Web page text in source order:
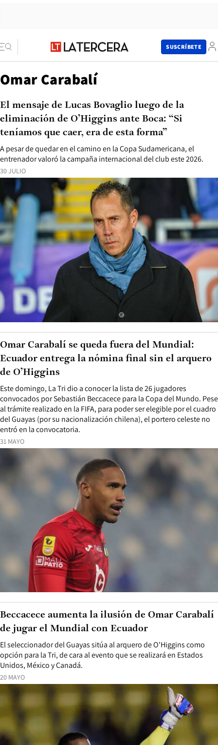
SUSCRÍBETE
Omar Carabalí
30 JULIO
A pesar de quedar en el camino en la Copa Sudamericana, el
entrenador valoró la campaña internacional del club este 2026.
El mensaje de Lucas Bovaglio luego de la
eliminación de O’Higgins ante Boca: “Si
teníamos que caer, era de esta forma”
31 MAYO
Este domingo, La Tri dio a conocer la lista de 26 jugadores
convocados por Sebastián Beccacece para la Copa del Mundo. Pese
al trámite realizado en la FIFA, para poder ser elegible por el cuadro
del Guayas (por su nacionalización chilena), el portero celeste no
entró en la convocatoria.
Omar Carabalí se queda fuera del Mundial:
Ecuador entrega la nómina final sin el arquero
de O’Higgins
20 MAYO
El seleccionador del Guayas sitúa al arquero de O'Higgins como
opción para la Tri, de cara al evento que se realizará en Estados
Unidos, México y Canadá.
Beccacece aumenta la ilusión de Omar Carabalí
de jugar el Mundial con Ecuador